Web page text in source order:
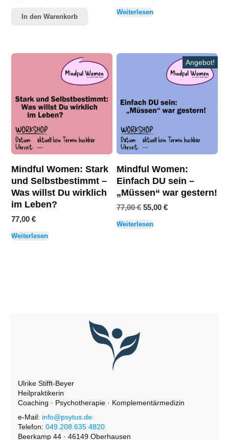
war:
ist:
In den Warenkorb
war:
Weiterlesen
Mindful Women: Stark
und Selbstbestimmt –
Was willst Du wirklich
im Leben?
77,00 €
Weiterlesen
Angebot!
Mindful Women:
Einfach DU sein –
„Müssen“ war gestern!
77,00€ Ursprünglicher
war:
55,00€Aktueller
Weiterlesen
Ulrike Stifft-Beyer
Heilpraktikerin
Coaching · Psychotherapie · Komplementärmedizin
e-Mail: info@psytus.de
Telefon: 049.208.635 4820
Beerkamp 44 · 46149 Oberhausen